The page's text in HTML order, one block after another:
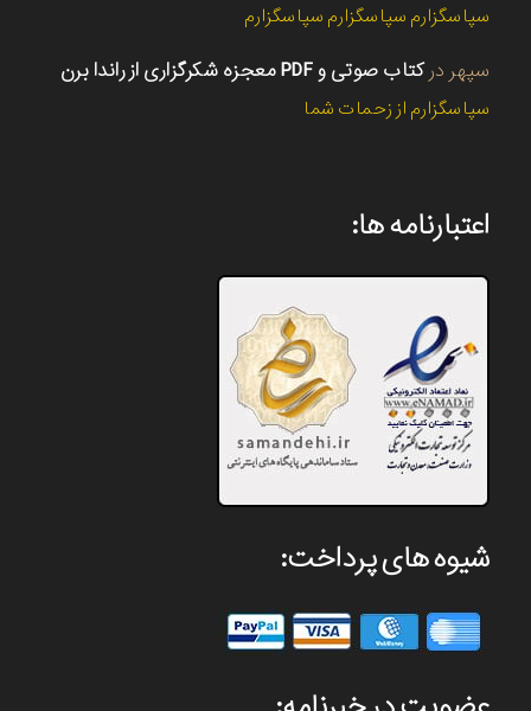
سپاسگزارم سپاسگزارم سپاسگزارم
سپهر درکتاب صوتی و PDF معجزه شکرگزاری از راندا برن
سپاسگزارم از زحمات شما
اعتبارنامه ها:
شیوه های پرداخت: